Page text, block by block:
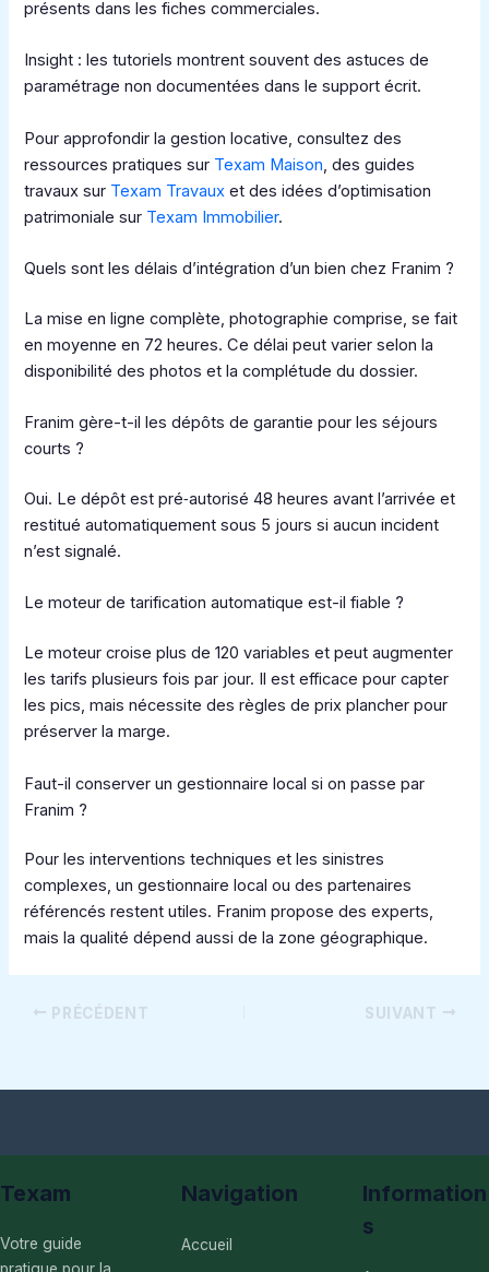
présents dans les fiches commerciales.
Insight : les tutoriels montrent souvent des astuces de
paramétrage non documentées dans le support écrit.
Pour approfondir la gestion locative, consultez des
ressources pratiques sur Texam Maison, des guides
travaux sur Texam Travaux et des idées d’optimisation
patrimoniale sur Texam Immobilier.
Quels sont les délais d’intégration d’un bien chez Franim ?
La mise en ligne complète, photographie comprise, se fait
en moyenne en 72 heures. Ce délai peut varier selon la
disponibilité des photos et la complétude du dossier.
Franim gère-t-il les dépôts de garantie pour les séjours
courts ?
Oui. Le dépôt est pré‑autorisé 48 heures avant l’arrivée et
restitué automatiquement sous 5 jours si aucun incident
n’est signalé.
Le moteur de tarification automatique est-il fiable ?
Le moteur croise plus de 120 variables et peut augmenter
les tarifs plusieurs fois par jour. Il est efficace pour capter
les pics, mais nécessite des règles de prix plancher pour
préserver la marge.
Faut-il conserver un gestionnaire local si on passe par
Franim ?
Pour les interventions techniques et les sinistres
complexes, un gestionnaire local ou des partenaires
référencés restent utiles. Franim propose des experts,
mais la qualité dépend aussi de la zone géographique.
PRÉCÉDENT SUIVANT
Texam
Votre guide
Navigation
Accueil
Information
s